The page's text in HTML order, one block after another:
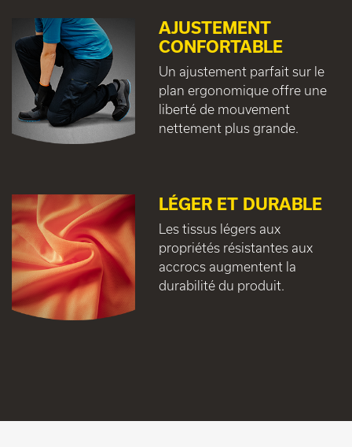
AJUSTEMENT
CONFORTABLE
Un ajustement parfait sur le
plan ergonomique offre une
liberté de mouvement
nettement plus grande.
LÉGER ET DURABLE
Les tissus légers aux
propriétés résistantes aux
accrocs augmentent la
durabilité du produit.